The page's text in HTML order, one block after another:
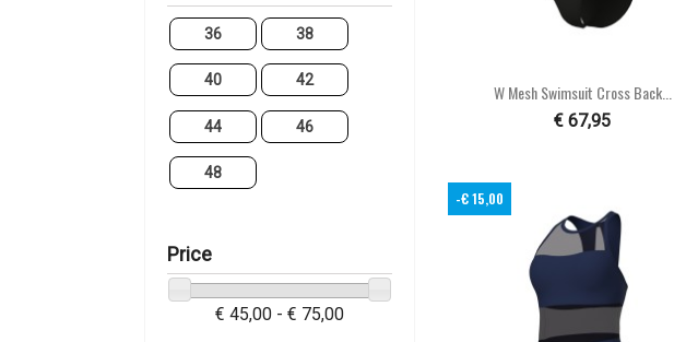
36 38
40 42
44 46
48
Price
€ 45,00 - € 75,00
Snel bekijken
W Mesh Swimsuit Cross Back...
€ 67,95
-€ 15,00